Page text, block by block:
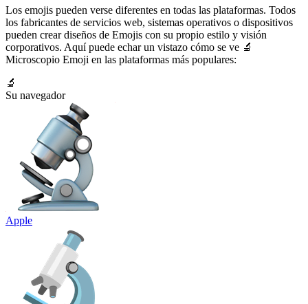
Los emojis pueden verse diferentes en todas las plataformas. Todos
los fabricantes de servicios web, sistemas operativos o dispositivos
pueden crear diseños de Emojis con su propio estilo y visión
corporativos. Aquí puede echar un vistazo cómo se ve 🔬
Microscopio Emoji en las plataformas más populares:
🔬
Su navegador
Apple